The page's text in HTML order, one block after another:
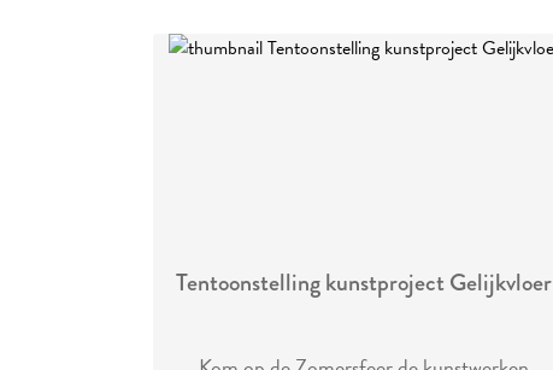
Tentoonstelling kunstproject Gelijkvloer